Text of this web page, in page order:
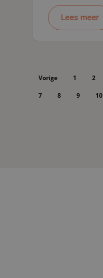
Lees meer
Vorige 1 2
7 8 9 10